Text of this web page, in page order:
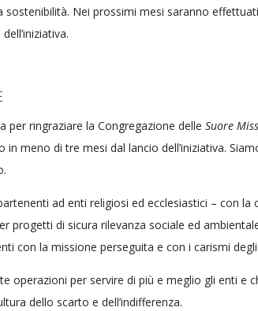
Nei prossimi mesi saranno
per ringraziare la Congregazione delleSuore
in meno di tre mesi dal lancio dell’iniziativa.
ad enti religiosi ed ecclesiastici – con
progetti di sicura rilevanza sociale ed
con la missione perseguita e con i carismi
operazioni per servire di più e meglio gli enti e
dello scarto e dell’indifferenza.